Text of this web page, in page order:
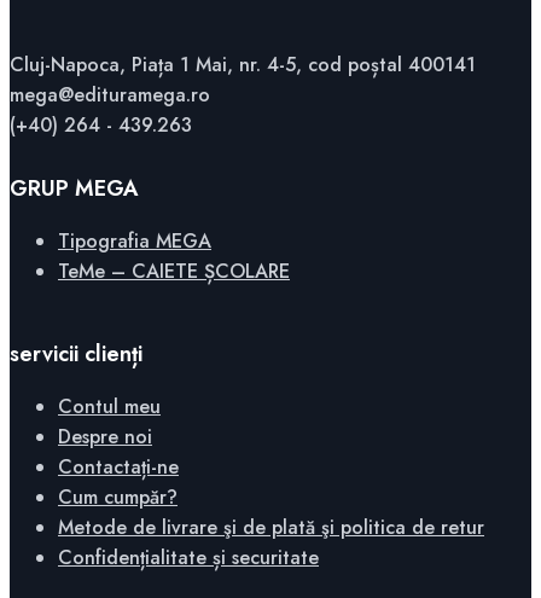
Cluj-Napoca, Piața 1 Mai, nr. 4-5, cod poștal 400141
mega@edituramega.ro
(+40) 264 - 439.263
GRUP MEGA
Tipografia MEGA
TeMe – CAIETE ȘCOLARE
servicii clienți
Contul meu
Despre noi
Contactați-ne
Cum cumpăr?
Metode de livrare şi de plată şi politica de retur
Confidențialitate și securitate